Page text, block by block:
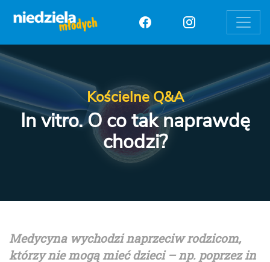
Kościelne Q&A
In vitro. O co tak naprawdę
chodzi?
Medycyna wychodzi naprzeciw rodzicom,
którzy nie mogą mieć dzieci – np. poprzez in